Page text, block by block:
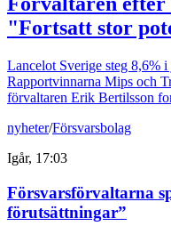
"Fortsatt stor
Lancelot Sverige steg 8,6%
Rapportvinnarna Mips och
förvaltaren Erik Bertilsson
nyheter/Försvarsbolag
Igår, 17:03
Försvarsförvaltarna
förutsättningar”